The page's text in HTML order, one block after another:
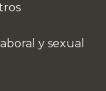
y sexual